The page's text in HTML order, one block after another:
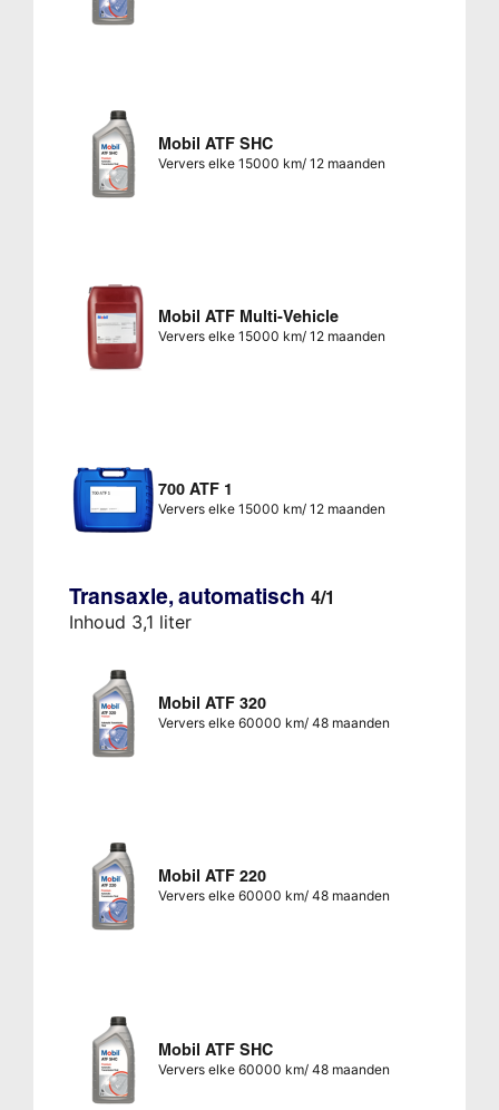
Mobil ATF SHC
Ververs elke 15000 km/ 12 maanden
Mobil ATF Multi-Vehicle
Ververs elke 15000 km/ 12 maanden
700 ATF 1
Ververs elke 15000 km/ 12 maanden
Transaxle, automatisch 4/1
Inhoud 3,1 liter
Mobil ATF 320
Ververs elke 60000 km/ 48 maanden
Mobil ATF 220
Ververs elke 60000 km/ 48 maanden
Mobil ATF SHC
Ververs elke 60000 km/ 48 maanden